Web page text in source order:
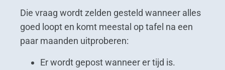
Die vraag wordt zelden gesteld wanneer alles
goed loopt en komt meestal op tafel na een
paar maanden uitproberen:
Er wordt gepost wanneer er tijd is.